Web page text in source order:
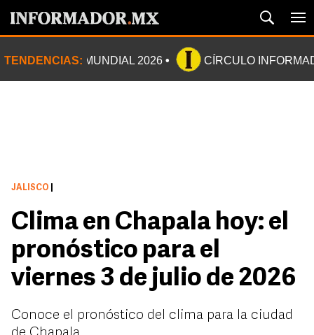
TENDENCIAS: MUNDIAL 2026 CÍRCULO
JALISCO
Clima en Chapala hoy: el
pronóstico para el
viernes 3 de julio de 2026
Conoce el pronóstico del clima para la ciudad